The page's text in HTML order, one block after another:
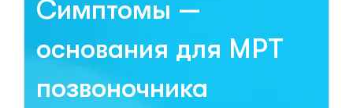
Симптомы —
основания для МРТ
позвоночника